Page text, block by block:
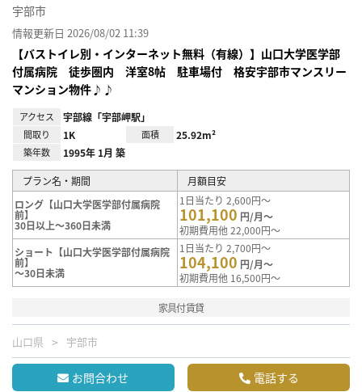
宇部市
情報更新日 2026/08/02 11:39
【バストイレ別・インターネット無料（有線）】山口大学医学部
付属病院 徒歩圏内 洋室8帖 駐車場付 格安宇部市マンスリー
マンション物件♪♪
アクセス 宇部線「宇部岬駅」
間取り 1K 面積 25.92m²
築年数 1995年 1月 築
プラン名・期間
月額目安
ロング【山口大学医学部付属病院
前】
30日以上～360日未満
1日当たり 2,600円～
101,100 円/月～
初期費用他 22,000円～
ショート【山口大学医学部付属病院
前】
～30日未満
1日当たり 2,700円～
104,100 円/月～
初期費用他 16,500円～
家具付賃貸
山口県 宇部市
お問合わせ 電話する